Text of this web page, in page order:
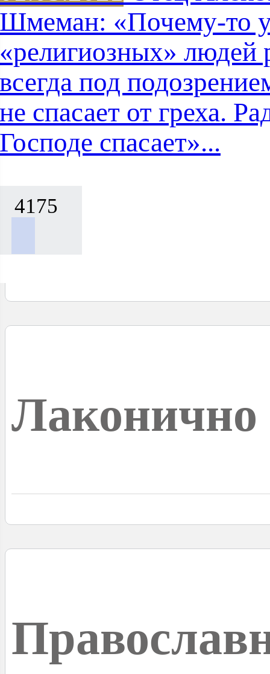
Шмеман: «Почему-то
«религиозных» людей
всегда под
не спасает от греха.
Господе спасает»...
4175
Лаконично